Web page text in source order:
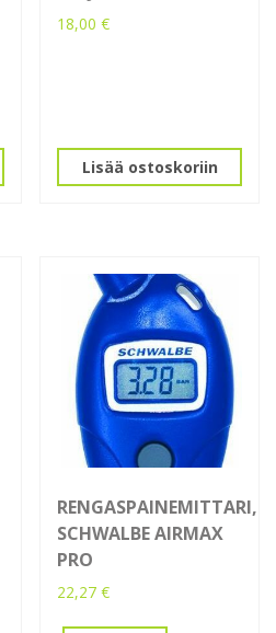
18,00€
Lisää ostoskoriin
RENGASPAINEMITTARI,
SCHWALBE AIRMAX
PRO
22,27€